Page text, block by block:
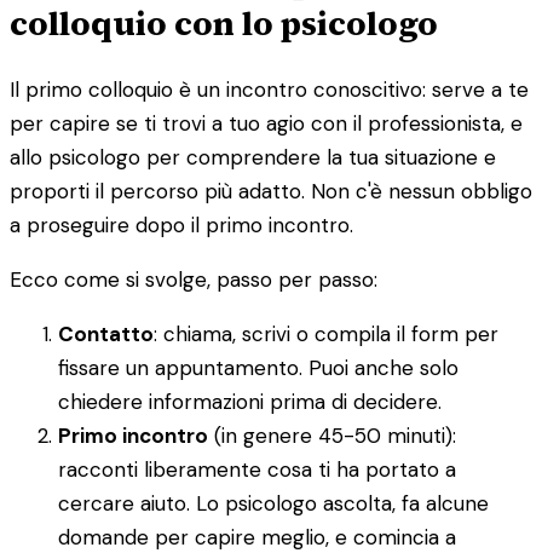
colloquio con lo psicologo
Il primo colloquio è un incontro conoscitivo: serve a te
per capire se ti trovi a tuo agio con il professionista, e
allo psicologo per comprendere la tua situazione e
proporti il percorso più adatto. Non c'è nessun obbligo
a proseguire dopo il primo incontro.
Ecco come si svolge, passo per passo:
Contatto: chiama, scrivi o compila il form per
fissare un appuntamento. Puoi anche solo
chiedere informazioni prima di decidere.
Primo incontro (in genere 45-50 minuti):
racconti liberamente cosa ti ha portato a
cercare aiuto. Lo psicologo ascolta, fa alcune
domande per capire meglio, e comincia a